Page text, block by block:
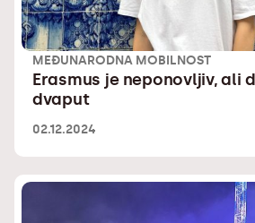
MEĐUNARODNA MOBILNOST
Erasmus je neponovljiv, ali
dvaput
02.12.2024